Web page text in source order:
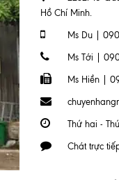
Hồ Chí Minh.
Ms Du |
Ms Tới |
Ms Hiền |
Thứ hai -
Chát trực